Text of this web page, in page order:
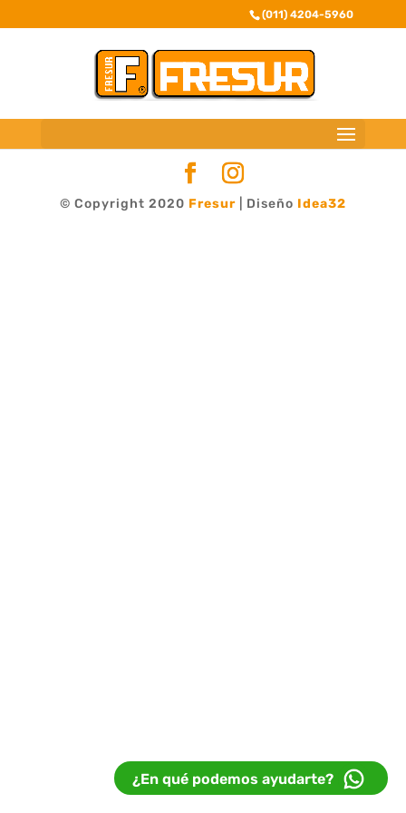
(011) 4204-5960
© Copyright 2020 Fresur| Diseño Idea32
¿En qué podemos ayudarte?